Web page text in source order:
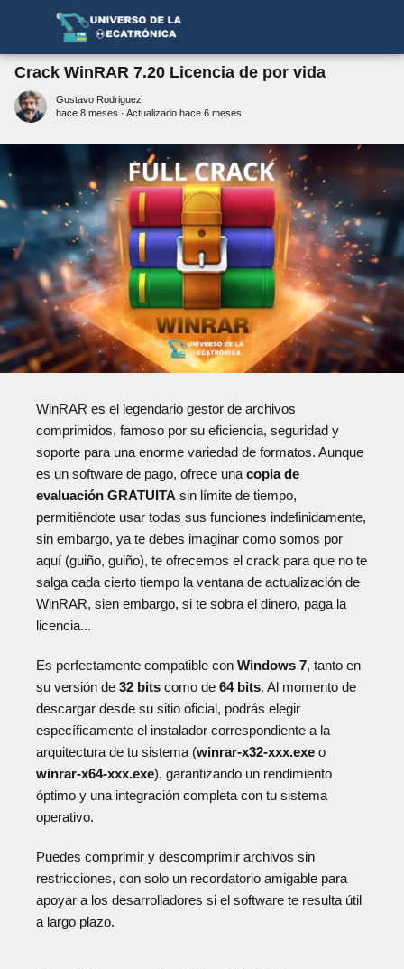
Crack WinRAR 7.20 Licencia de por vida
Gustavo Rodriguez
hace 8 meses · Actualizado hace 6 meses
WinRAR es el legendario gestor de archivos
comprimidos, famoso por su eficiencia, seguridad y
soporte para una enorme variedad de formatos. Aunque
es un software de pago, ofrece una copia de
evaluación GRATUITA sin límite de tiempo,
permitiéndote usar todas sus funciones indefinidamente,
sin embargo, ya te debes imaginar como somos por
aquí (guiño, guiño), te ofrecemos el crack para que no te
salga cada cierto tiempo la ventana de actualización de
WinRAR, sien embargo, si te sobra el dinero, paga la
licencia...
Es perfectamente compatible con Windows 7, tanto en
su versión de 32 bits como de 64 bits. Al momento de
descargar desde su sitio oficial, podrás elegir
específicamente el instalador correspondiente a la
arquitectura de tu sistema (winrar-x32-xxx.exe o
winrar-x64-xxx.exe), garantizando un rendimiento
óptimo y una integración completa con tu sistema
operativo.
Puedes comprimir y descomprimir archivos sin
restricciones, con solo un recordatorio amigable para
apoyar a los desarrolladores si el software te resulta útil
a largo plazo.